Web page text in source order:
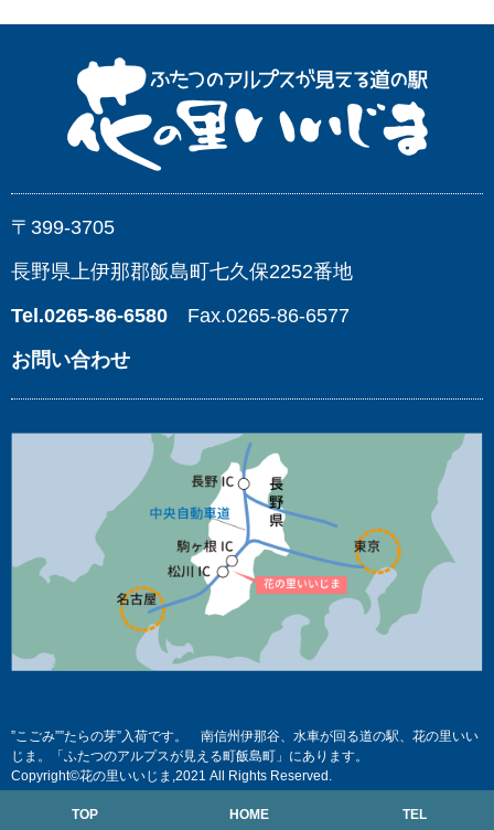
〒399-3705
長野県上伊那郡飯島町七久保2252番地
Tel.0265-86-6580 Fax.0265-86-6577
お問い合わせ
”こごみ””たらの芽”入荷です。 南信州伊那谷、水車が回る道の駅、花の里いい
じま。「ふたつのアルプスが見える町飯島町」にあります。
Copyright©花の里いいじま,2021 All Rights Reserved.
TOP HOME TEL